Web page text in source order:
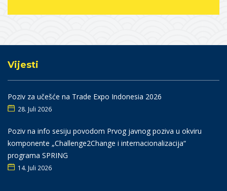
Vijesti
Poziv za učešće na Trade Expo Indonesia 2026
28. Juli 2026
Poziv na info sesiju povodom Prvog javnog poziva u okviru
komponente „Challenge2Change i internacionalizacija“
programa SPRING
14. Juli 2026